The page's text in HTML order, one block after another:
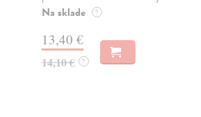
Na sklade ?
13,40 €
14,10 € ?